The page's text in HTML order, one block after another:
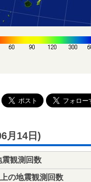
月14日)
震観測回数
の地震観測回数